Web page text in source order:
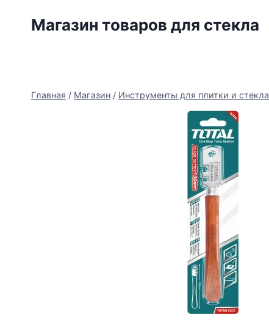
Магазин товаров для стекла
Главная / Магазин / Инструменты для плитки и стекла